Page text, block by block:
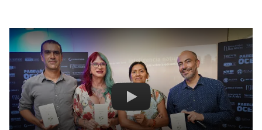
Remote video URL
Inteligencia Natural: